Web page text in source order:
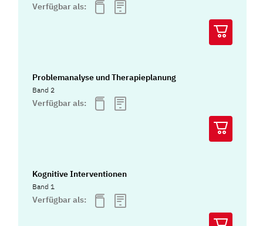
Verfügbar als:
Problemanalyse und Therapieplanung
Band 2
Verfügbar als:
Kognitive Interventionen
Band 1
Verfügbar als: